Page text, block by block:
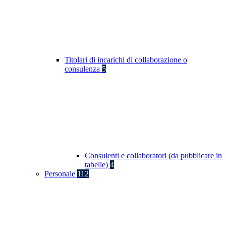
Titolari di incarichi di collaborazione o
consulenza 5
Consulenti e collaboratori (da pubblicare in
tabelle) 4
Personale 112